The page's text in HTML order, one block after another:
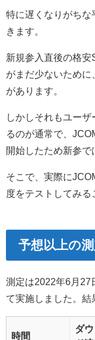
特に遅くなりがちな
きます。
新規参入直後の格安
がまだ少ないために
があります。
しかしそれもユー
るのが通常で、
開始したため新参で
そこで、実際に
度をテストしてみる
予想以上の測
測定は2022年6月27
て実施しました。結
時間
ダ